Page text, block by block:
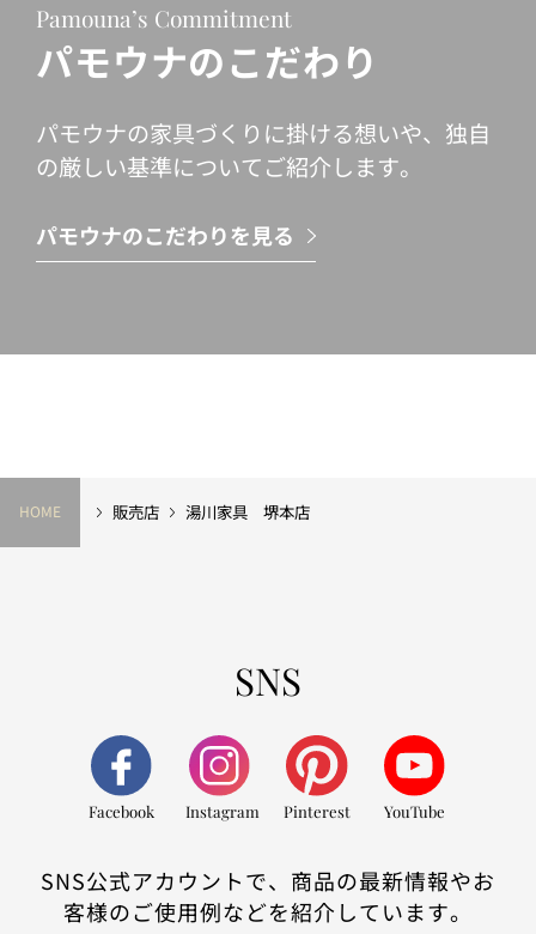
Pamouna’s Commitment
パモウナのこだわり
パモウナの家具づくりに掛ける想いや、独自
の厳しい基準についてご紹介します。
パモウナのこだわりを見る
HOME 販売店 湯川家具 堺本店
SNS
Facebook Instagram Pinterest YouTube
SNS公式アカウントで、商品の最新情報やお
客様のご使用例などを紹介しています。